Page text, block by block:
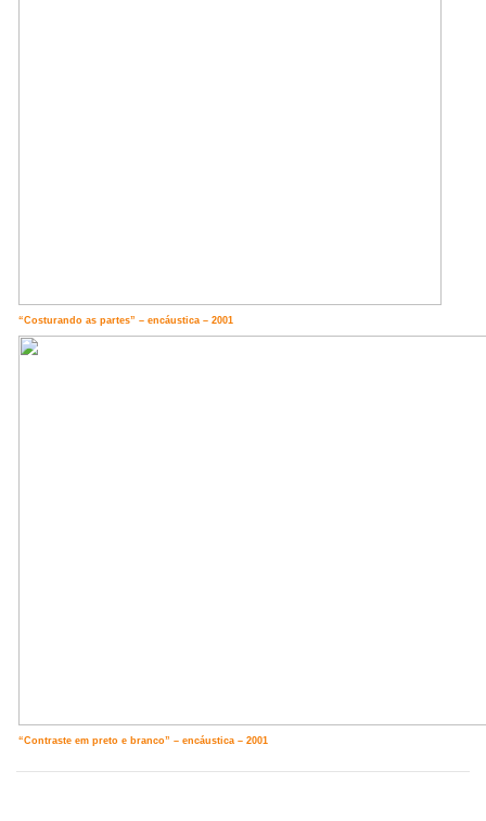
“Costurando as partes” – encáustica – 2001
“Contraste em preto e branco” – encáustica – 2001